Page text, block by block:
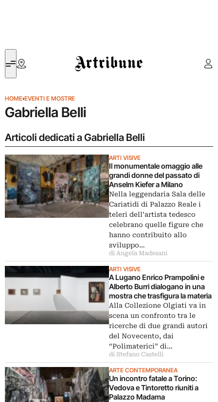
Artribune
HOME›EVENTI E MOSTRE
Gabriella Belli
Articoli dedicati a Gabriella Belli
ARTI VISIVE
Il monumentale omaggio alle
grandi donne del passato di
Anselm Kiefer a Milano
Nella leggendaria Sala delle
Cariatidi di Palazzo Reale i
teleri dell’artista tedesco
celebrano quelle figure che
hanno contribuito allo
sviluppo…
di Angela Madesani
ARTI VISIVE
A Lugano Enrico Prampolini e
Alberto Burri dialogano in una
mostra che trasfigura la materia
Alla Collezione Olgiati va in
scena un confronto tra le
ricerche di due grandi autori
del Novecento, dai
“Polimaterici” di…
di Stefano Castelli
ARTE CONTEMPORANEA
Un incontro fatale a Torino:
Vedova e Tintoretto riuniti a
Palazzo Madama